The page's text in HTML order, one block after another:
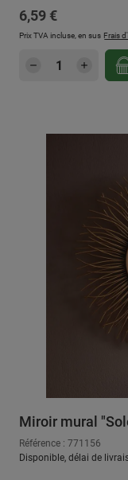
Prix régulier :
6,59 €
Prix TVA incluse, en sus Frais
Quantité de
Miroir mural
Référence : 771156
Disponible, délai de